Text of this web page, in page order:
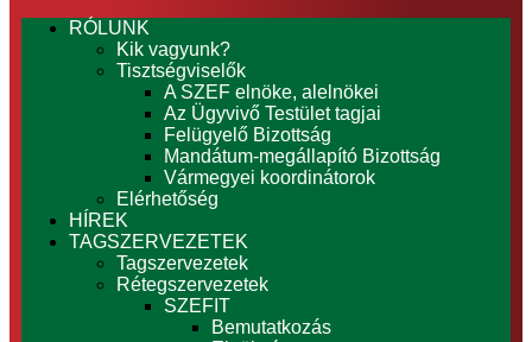
RÓLUNK
Kik vagyunk?
Tisztségviselők
A SZEF elnöke, alelnökei
Az Ügyvivő Testület tagjai
Felügyelő Bizottság
Mandátum-megállapító Bizottság
Vármegyei koordinátorok
Elérhetőség
HÍREK
TAGSZERVEZETEK
Tagszervezetek
Rétegszervezetek
SZEFIT
Bemutatkozás